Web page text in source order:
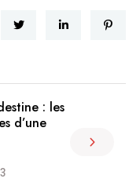
: les
d’une